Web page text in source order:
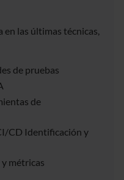
las últimas técnicas,
de pruebas
de
CD Identificación y
métricas